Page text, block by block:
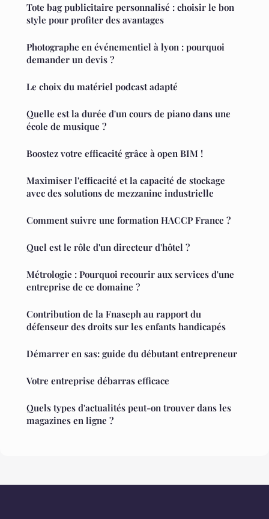
Tote bag publicitaire personnalisé : choisir le bon
style pour profiter des avantages
Photographe en événementiel à lyon : pourquoi
demander un devis ?
Le choix du matériel podcast adapté
Quelle est la durée d'un cours de piano dans une
école de musique ?
Boostez votre efficacité grâce à open BIM !
Maximiser l'efficacité et la capacité de stockage
avec des solutions de mezzanine industrielle
Comment suivre une formation HACCP France ?
Quel est le rôle d'un directeur d'hôtel ?
Métrologie : Pourquoi recourir aux services d'une
entreprise de ce domaine ?
Contribution de la Fnaseph au rapport du
défenseur des droits sur les enfants handicapés
Démarrer en sas: guide du débutant entrepreneur
Votre entreprise débarras efficace
Quels types d'actualités peut-on trouver dans les
magazines en ligne ?